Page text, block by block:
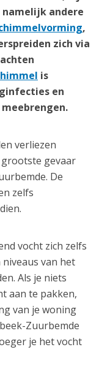
andere
,
zich via
is
en
verliezen
gevaar
De
zelfs
vocht zich zelfs
van het
Als je niets
aan te pakken,
van je woning
Zuurbemde
je het vocht